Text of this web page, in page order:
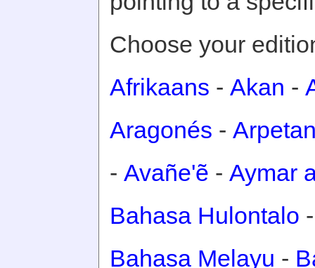
Choose your
Afrikaans - Akan -
Aragonés -
- Avañe'ẽ - Aymar
Bahasa Hulontalo
Bahasa Melayu -